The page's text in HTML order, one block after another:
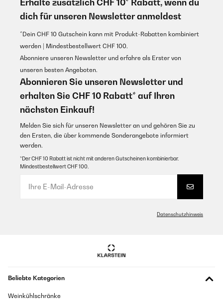
Erhalte zusätzlich CHF 10* Rabatt, wenn du
dich für unseren Newsletter anmeldest
*Dein CHF 10 Gutschein kann mit Produkt-Rabatten kombiniert
werden | Mindestbestellwert CHF 100.
Abonniere unseren Newsletter und erfahre als Erster von
unseren besten Angeboten.
Abonnieren Sie unseren Newsletter und
erhalten Sie CHF 10 Rabatt* auf Ihren
nächsten Einkauf!
Melden Sie sich für unseren Newsletter an und gehören Sie zu
den Ersten, die über kommende Sonderangebote informiert
werden.
*Der CHF 10 Rabatt ist nicht mit anderen Gutscheinen kombinierbar.
Mindestbestellwert CHF 100.
Datenschutzhinweis
Beliebte Kategorien
Weinkühlschränke